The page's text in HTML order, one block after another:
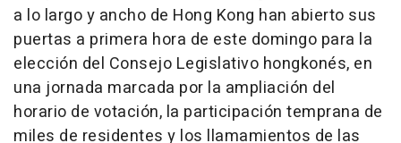
a lo largo y ancho de Hong Kong han abierto sus
puertas a primera hora de este domingo para la
elección del Consejo Legislativo hongkonés, en
una jornada marcada por la ampliación del
horario de votación, la participación temprana de
miles de residentes y los llamamientos de las